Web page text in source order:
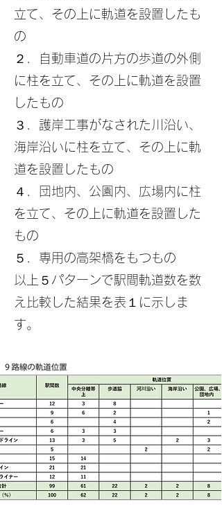
立て、その上に軌道を設置したも
の
２．自動車道の片方の歩道の外側
に柱を立て、その上に軌道を設置
したもの
３．護岸工事がなされた川沿い、
海岸沿いに柱を立て、その上に軌
道を設置したもの
４．団地内、公園内、広場内に柱
を立て、その上に軌道を設置した
もの
５．専用の高架橋をもつもの
以上５パターンで駅間軌道数を数
え比較した結果を表１に示しま
す。